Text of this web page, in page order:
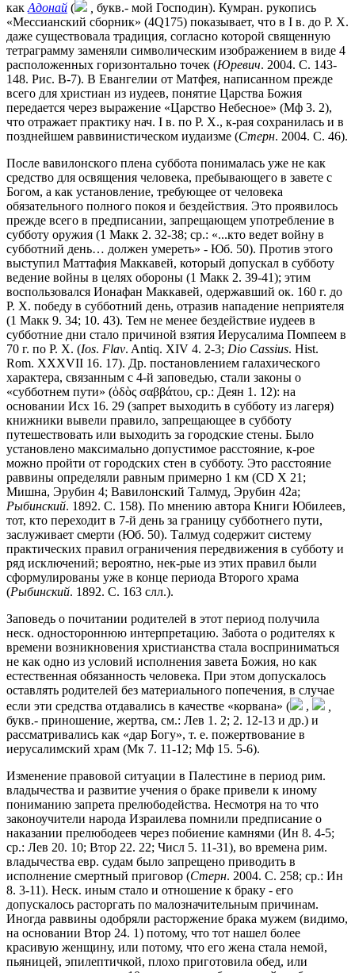
как Адонай (
букв.- мой Господин). Кумран. рукопись
«Мессианский сборник» (4Q175) показывает, что в I в. до Р. Х.
даже существовала традиция, согласно которой священную
тетраграмму заменяли символическим изображением в виде 4
расположенных горизонтально точек (Юревич. 2004. С. 143-
148. Рис. В-7). В Евангелии от Матфея, написанном прежде
всего для христиан из иудеев, понятие Царства Божия
передается через выражение «Царство Небесное» (Мф 3. 2),
что отражает практику нач. I в. по Р. Х., к-рая сохранилась и в
позднейшем раввинистическом иудаизме (Стерн. 2004. С. 46).
После вавилонского плена суббота понималась уже не как
средство для освящения человека, пребывающего в завете с
Богом, а как установление, требующее от человека
обязательного полного покоя и бездействия. Это проявилось
прежде всего в предписании, запрещающем употребление в
субботу оружия (1 Макк 2. 32-38; ср.: «...кто ведет войну в
субботний день… должен умереть» - Юб. 50). Против этого
выступил Маттафия Маккавей, который допускал в субботу
ведение войны в целях обороны (1 Макк 2. 39-41); этим
воспользовался Ионафан Маккавей, одержавший ок. 160 г. до
Р. Х. победу в субботний день, отразив нападение неприятеля
(1 Макк 9. 34; 10. 43). Тем не менее бездействие иудеев в
субботние дни стало причиной взятия Иерусалима Помпеем в
70 г. по Р. Х. (Ios. Flav. Antiq. XIV 4. 2-3; Dio Cassius. Hist.
Rom. XXXVII 16. 17). Др. постановлением галахического
характера, связанным с 4-й заповедью, стали законы о
«субботнем пути» (ὁδὸς σαββάτου, ср.: Деян 1. 12): на
основании Исх 16. 29 (запрет выходить в субботу из лагеря)
книжники вывели правило, запрещающее в субботу
путешествовать или выходить за городские стены. Было
установлено максимально допустимое расстояние, к-рое
можно пройти от городских стен в субботу. Это расстояние
раввины определяли равным примерно 1 км (CD X 21;
Мишна, Эрубин 4; Вавилонский Талмуд, Эрубин 42а;
Рыбинский. 1892. С. 158). По мнению автора Книги Юбилеев,
тот, кто переходит в 7-й день за границу субботнего пути,
заслуживает смерти (Юб. 50). Талмуд содержит систему
практических правил ограничения передвижения в субботу и
ряд исключений; вероятно, нек-рые из этих правил были
сформулированы уже в конце периода Второго храма
(Рыбинский. 1892. С. 163 слл.).
Заповедь о почитании родителей в этот период получила
неск. одностороннюю интерпретацию. Забота о родителях к
времени возникновения христианства стала восприниматься
не как одно из условий исполнения завета Божия, но как
естественная обязанность человека. При этом допускалось
оставлять родителей без материального попечения, в случае
если эти средства отдавались в качестве «корвана» (
,
букв.- приношение, жертва, см.: Лев 1. 2; 2. 12-13 и др.) и
рассматривались как «дар Богу», т. е. пожертвование в
иерусалимский храм (Мк 7. 11-12; Мф 15. 5-6).
Изменение правовой ситуации в Палестине в период рим.
владычества и развитие учения о браке привели к иному
пониманию запрета прелюбодейства. Несмотря на то что
законоучители народа Израилева помнили предписание о
наказании прелюбодеев через побиение камнями (Ин 8. 4-5;
ср.: Лев 20. 10; Втор 22. 22; Числ 5. 11-31), во времена рим.
владычества евр. судам было запрещено приводить в
исполнение смертный приговор (Стерн. 2004. С. 258; ср.: Ин
8. 3-11). Неск. иным стало и отношение к браку - его
допускалось расторгать по малозначительным причинам.
Иногда раввины одобряли расторжение брака мужем (видимо,
на основании Втор 24. 1) потому, что тот нашел более
красивую женщину, или потому, что его жена стала немой,
пьяницей, эпилептичкой, плохо приготовила обед, или